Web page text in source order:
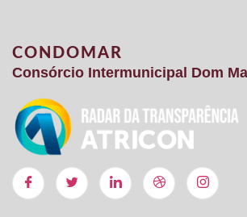
CONDOMAR
Consórcio Intermunicipal Dom